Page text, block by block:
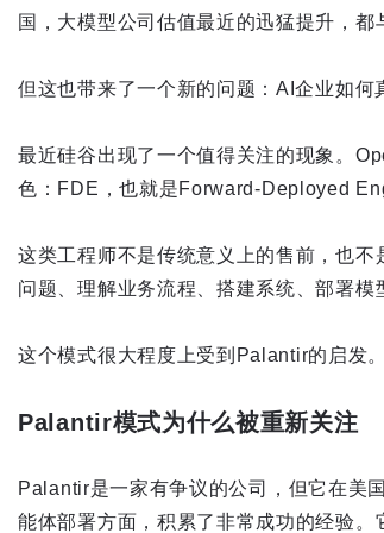
国，大模型公司估值最近的迅猛提升，都
但这也带来了一个新的问题：AI企业如何
最近硅谷出现了一个值得关注的现象。
色：FDE，也就是Forward-Deployed
这类工程师不是传统意义上的售前，也
问题、理解业务流程、搭建系统、部署模
这个模式很大程度上受到Palantir的启发。
Palantir模式为什么被重新关注
Palantir是一家有争议的公司，但它在美
能体部署方面，积累了非常成功的经验